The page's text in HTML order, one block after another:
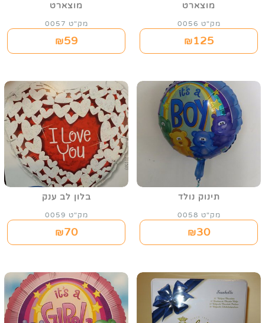
מוצארט
מק"ט 0056
₪125
מוצארט
מק"ט 0057
₪59
תינוק נולד
מק"ט 0058
₪30
בלון לב ענק
מק"ט 0059
₪70